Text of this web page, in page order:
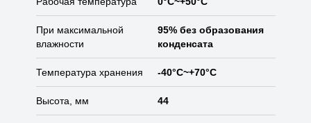
При максимальной
влажности
95% без образования
конденсата
Температура хранения -40°C~+70°C
Высота, мм 44